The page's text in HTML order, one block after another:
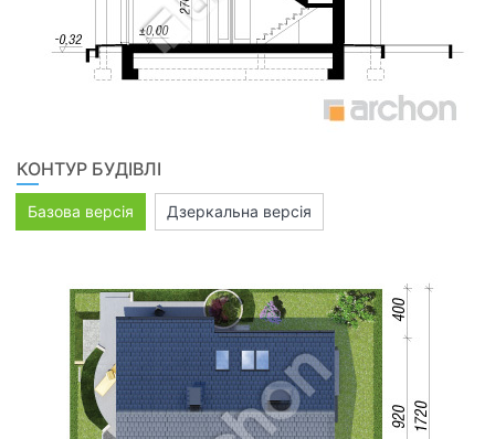
КОНТУР БУДІВЛІ
Базова версія Дзеркальна версія